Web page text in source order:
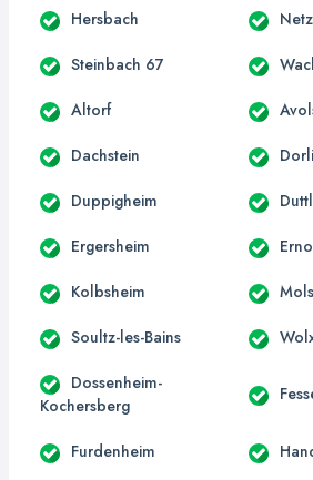
Hersbach
Steinbach 67
Altorf
Dachstein
Duppigheim
Ergersheim
Kolbsheim
Soultz-les-Bains
Dossenheim-
Kochersberg
Furdenheim